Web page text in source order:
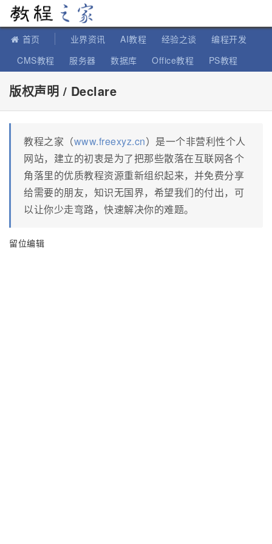
首页 业界资讯 AI教程 经验之谈
编程开发
CMS教程
服务器 数据库 Office教程
PS教程
版权声明 / Declare
教程之家（www.freexyz.cn）是一个非营利性个人
网站，建立的初衷是为了把那些散落在互联网各个
角落里的优质教程资源重新组织起来，并免费分享
给需要的朋友，知识无国界，希望我们的付出，可
以让你少走弯路，快速解决你的难题。
留位编辑